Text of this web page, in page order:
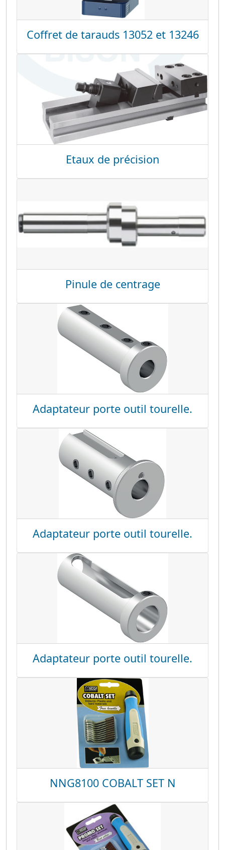
Coffret de tarauds 13052 et 13246
Etaux de précision
Pinule de centrage
Adaptateur porte outil tourelle.
Adaptateur porte outil tourelle.
Adaptateur porte outil tourelle.
NNG8100 COBALT SET N